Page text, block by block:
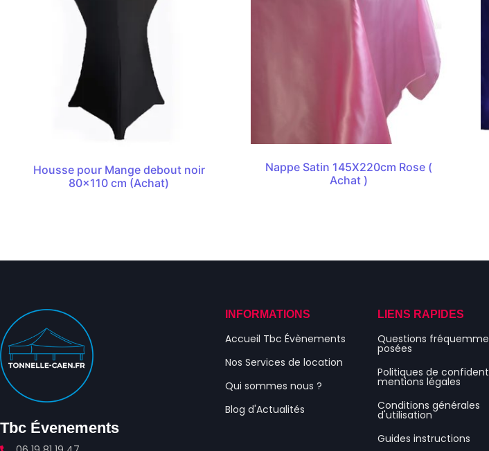
Housse pour Mange debout noir
80×110 cm (Achat)
Nappe Satin 145X220cm Rose (
Achat )
Tbc Évenements
INFORMATIONS
Accueil Tbc Évènements
Nos Services de location
Qui sommes nous ?
Blog d'Actualités
LIENS RAPIDES
Questions
posées
Politiques de
mentions légales
Conditions générales
d'utilisation
Guides instructions